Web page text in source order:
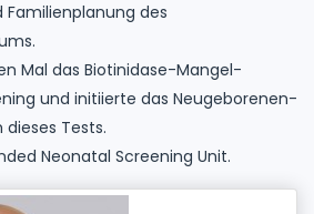
des
Mal das Biotinidase-Mangel-
und initiierte das Neugeborenen-
Tests.
Neonatal Screening Unit.